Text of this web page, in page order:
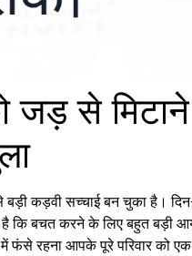
जड़ से मिटाने
कड़वी सच्चाई बन चुका है।
है कि बचत करने के लिए बहुत बड़ी
में फंसे रहना आपके पूरे परिवार को एक